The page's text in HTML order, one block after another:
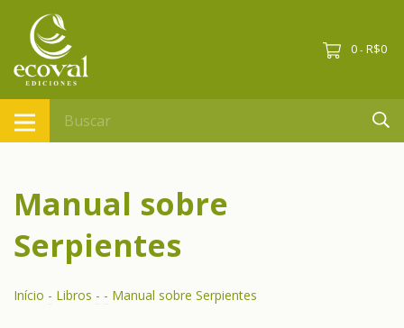
0 - R$0
Manual sobre
Serpientes
Início - Libros - - Manual sobre Serpientes